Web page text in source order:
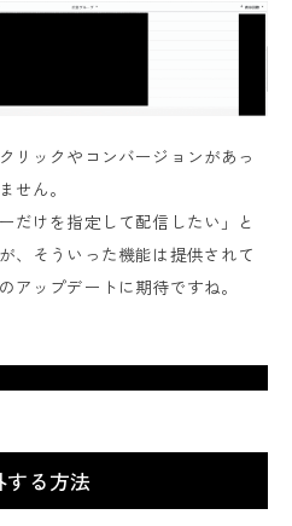
リックやコンバージョンがあっ
せん。
だけを指定して配信したい」と
、そういった機能は提供されて
アップデートに期待ですね。
る方法